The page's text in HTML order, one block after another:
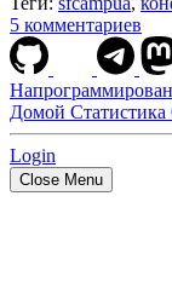
5 комментариев
Домой Статистика
Login
Close Menu